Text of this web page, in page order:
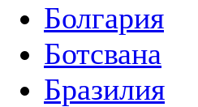
Болгария
Ботсвана
Бразилия